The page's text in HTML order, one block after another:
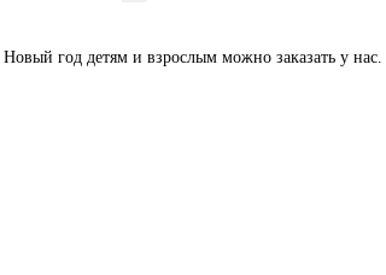
год детям и взрослым можно заказать у нас.